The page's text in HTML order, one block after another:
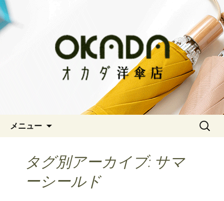
オカダ洋傘店
神戸三宮の老舗 オシャレな傘をお求
めならオカダ洋傘店
メニュー
検
タグ別アーカイブ: サマ
ーシールド